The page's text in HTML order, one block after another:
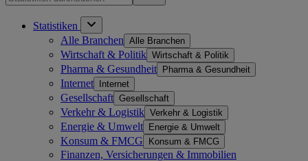
Statistiken
Alle Branchen Alle Branchen
Wirtschaft & Politik Wirtschaft & Politik
Pharma & Gesundheit Pharma & Gesundheit
Internet Internet
Gesellschaft Gesellschaft
Verkehr & Logistik Verkehr & Logistik
Energie & Umwelt Energie & Umwelt
Konsum & FMCG Konsum & FMCG
Finanzen, Versicherungen & Immobilien